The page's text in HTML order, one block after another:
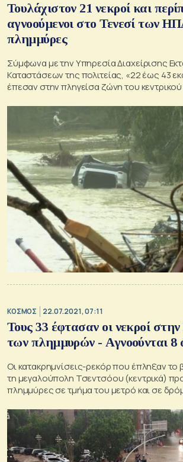
Τουλάχιστον 21 νεκροί και
αγνοούμενοι στο Τενεσί των
πλημμύρες
Σύμφωνα με την Υπηρεσία Διαχείρισης
Καταστάσεων της πολιτείας, «22 έως 43
έπεσαν στην πληγείσα ζώνη του
συνεχίσθηκαν ως και τη νύχτα,
«καταστροφικές» πλημμύρες.
ΚΟΣΜΟΣ 22.07.2021, 07:11
Τους 33 έφτασαν οι νεκροί
των πλημμυρών - Αγνοούνται 8
Οι κατακρημνίσεις-ρεκόρ που έπληξαν το
τη μεγαλούπολη Τσεντσόου (κεντρικά)
πλημμύρες σε τμήμα του μετρό και σε